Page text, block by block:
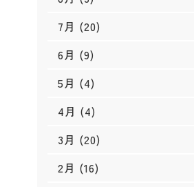
7月 (20)
6月 (9)
5月 (4)
4月 (4)
3月 (20)
2月 (16)